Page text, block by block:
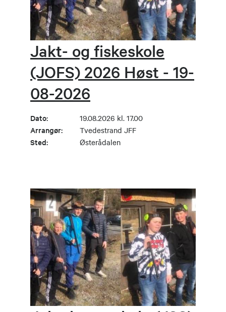
Jakt- og fiskeskole
(JOFS) 2026 Høst - 19-
08-2026
Dato: 19.08.2026 kl. 17.00
Arrangør: Tvedestrand JFF
Sted: Østerådalen